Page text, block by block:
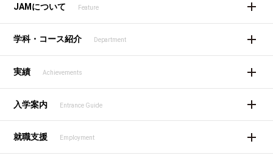
JAMについて Feature
学科・コース紹介 Department
実績 Achievements
入学案内 Entrance Guide
就職支援 Employment